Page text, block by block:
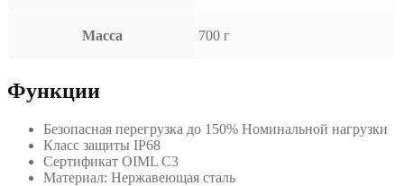
Масса 700 г
Функции
Безопасная перегрузка до 150% Номинальной нагрузки
Класс защиты IP68
Сертификат OIML C3
Материал: Нержавеющая сталь